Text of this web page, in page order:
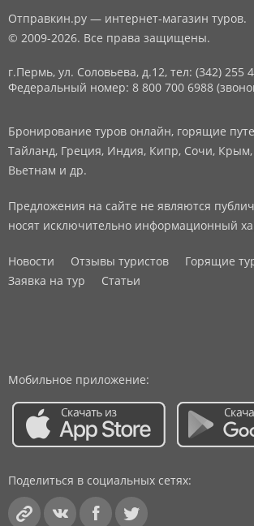
Отправкин.ру — интернет-магазин туров.
© 2009-2026. Все права защищены.
г.Пермь, ул. Соловьева, д.12, тел: (342) 255
Федеральный номер: 8 800 700 6988
Бронирование туров онлайн, горящие
Тайланд, Греция, Индия, Кипр, Сочи,
Вьетнам и др.
Предложения на сайте не являются
носят исключительно информационный
Новости Отзывы туристов
Горящие
Заявка на тур
Статьи
Мобильное приложение:
Поделиться в социальных сетях: